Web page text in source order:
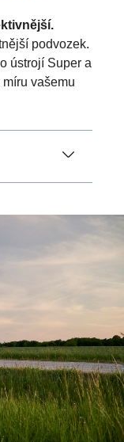
podvozek.
ústrojí Super a
vašemu